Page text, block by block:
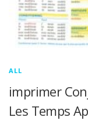
ALL
imprimer
Les Temps